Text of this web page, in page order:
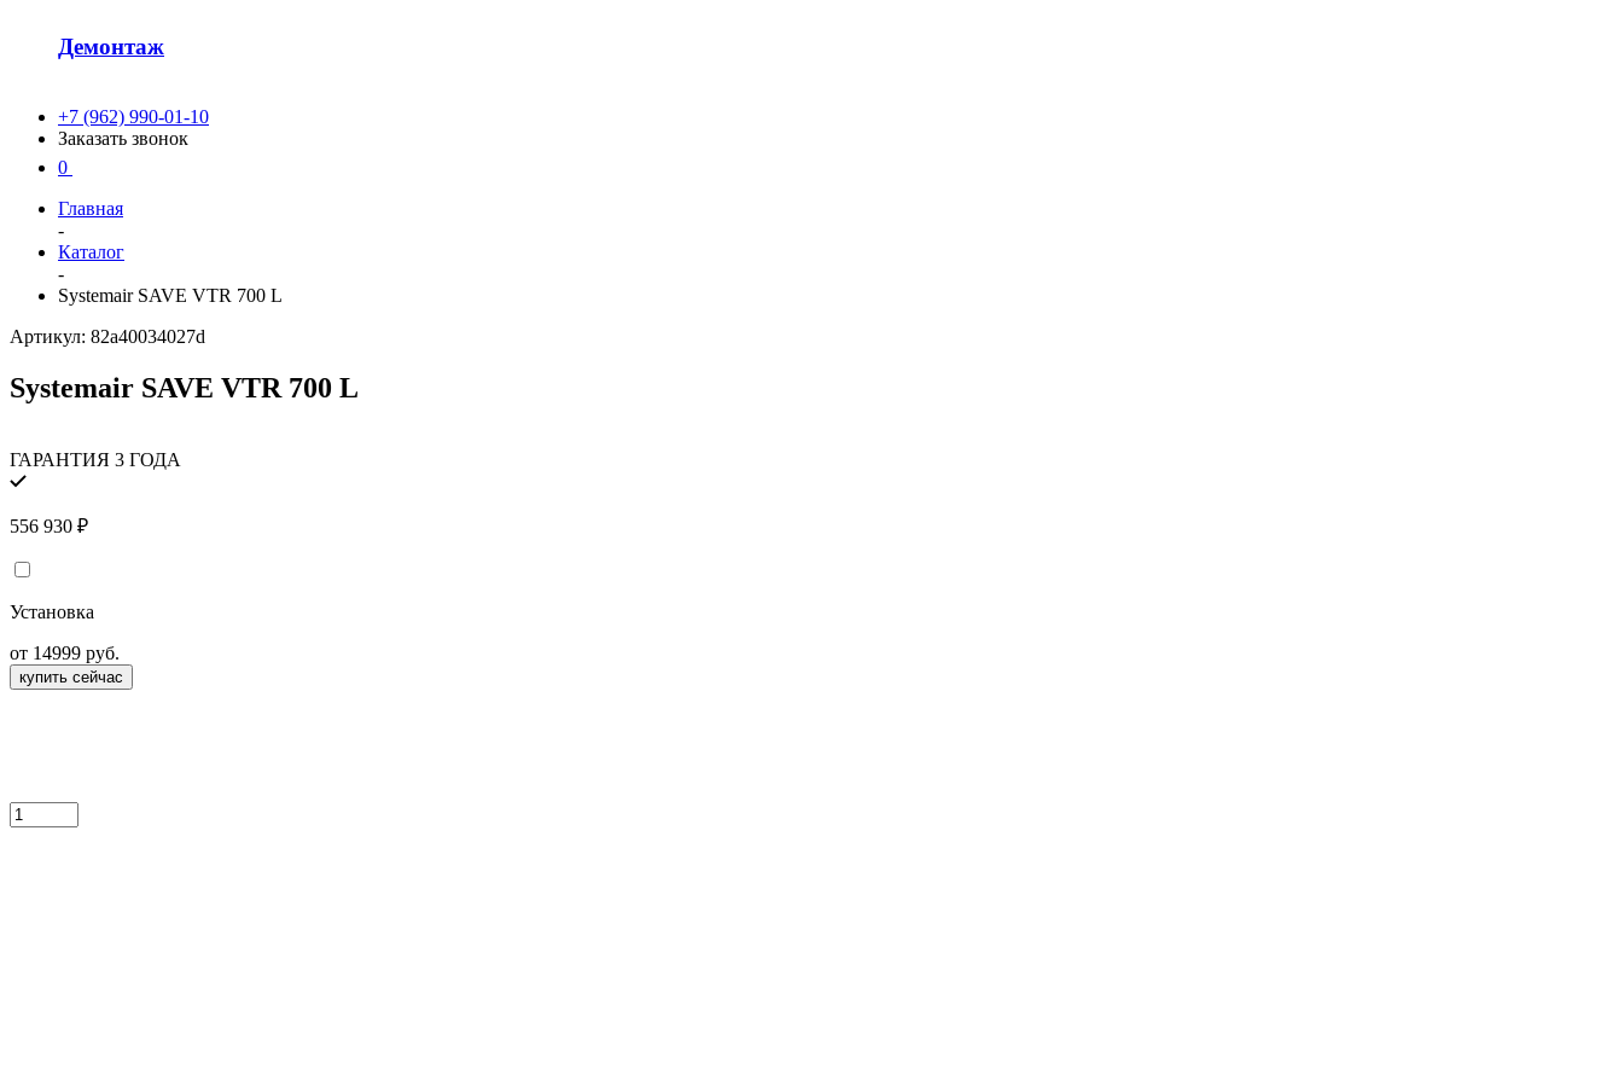
Демонтаж
+7 (962) 990-01-10
Заказать звонок
0
Главная
-
Каталог
-
Systemair SAVE VTR 700 L
Артикул: 82a40034027d
Systemair SAVE VTR 700 L
ГАРАНТИЯ 3 ГОДА
556 930 ₽
Установка
от 14999 руб.
купить сейчас